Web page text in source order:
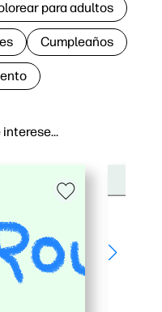
interese…
para adultos
Cumpleaños